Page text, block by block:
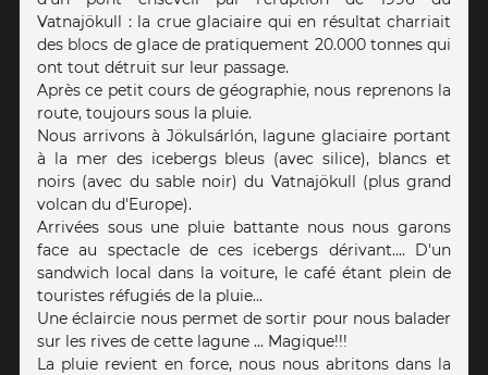
Vatnajökull : la crue glaciaire qui en résultat charriait
des blocs de glace de pratiquement 20.000 tonnes qui
ont tout détruit sur leur passage.
Après ce petit cours de géographie, nous reprenons la
route, toujours sous la pluie.
Nous arrivons à Jökulsárlón, lagune glaciaire portant
à la mer des icebergs bleus (avec silice), blancs et
noirs (avec du sable noir) du Vatnajökull (plus grand
volcan du d'Europe).
Arrivées sous une pluie battante nous nous garons
face au spectacle de ces icebergs dérivant.... D'un
sandwich local dans la voiture, le café étant plein de
touristes réfugiés de la pluie...
Une éclaircie nous permet de sortir pour nous balader
sur les rives de cette lagune ... Magique!!!
La pluie revient en force, nous nous abritons dans la